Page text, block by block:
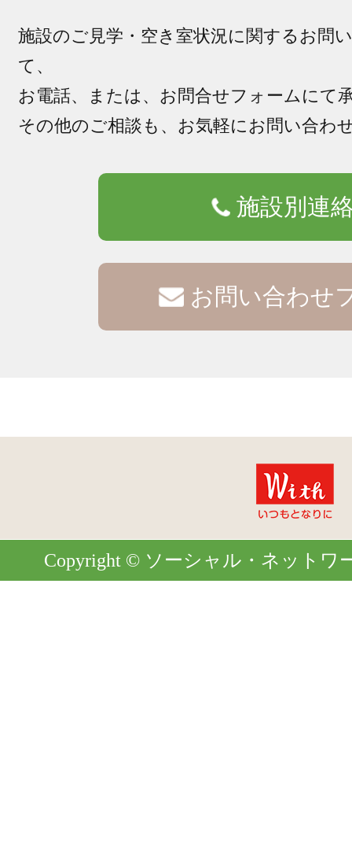
施設のご見学・空き室状況に関するお問
て、
お電話、または、お問合せフォームにて
その他のご相談も、お気軽にお問い合わ
施設別連
お問い合わせ
Copyright © ソーシャル・ネットワ